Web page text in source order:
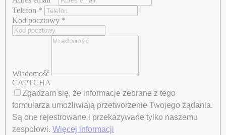
Telefon *
Kod pocztowy *
Wiadomość
CAPTCHA
Zgadzam się, że informacje zebrane z tego
formularza umożliwiają przetworzenie Twojego żądania.
Są one rejestrowane i przekazywane tylko naszemu
zespołowi. Więcej informacji